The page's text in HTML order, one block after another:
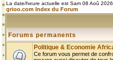
La date/heure actuelle est Sam 08 Aoû
grioo.com Index du Forum
Forums permanents
Politique & Economie
Ce forum vous permet de